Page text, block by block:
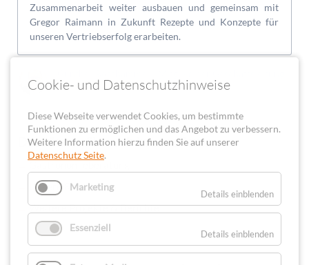
Zusammenarbeit weiter ausbauen und gemeinsam mit
Gregor Raimann in Zukunft Rezepte und Konzepte für
unseren Vertriebserfolg erarbeiten.
Groupe Nadia GmbH Dynamic Professional
Das könnte Sie auch interessieren
Unsere Referenzen
Weitere Projekte & Berichte
Cookie- und Datenschutzhinweise
Diese Webseite verwendet Cookies, um bestimmte
Funktionen zu ermöglichen und das Angebot zu verbessern.
Weitere Information hierzu finden Sie auf unserer
Datenschutz Seite.
Marketing
Details einblenden
Essenziell
Details einblenden